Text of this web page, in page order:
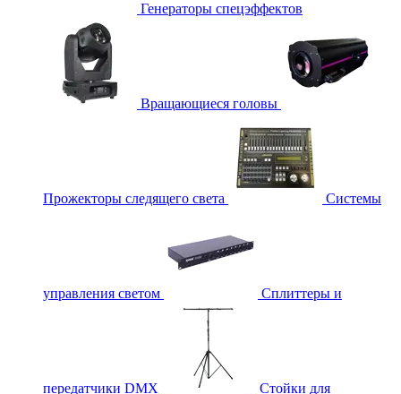
Генераторы спецэффектов
Вращающиеся головы
Прожекторы следящего света Системы
управления светом Сплиттеры и
передатчики DMX Стойки для